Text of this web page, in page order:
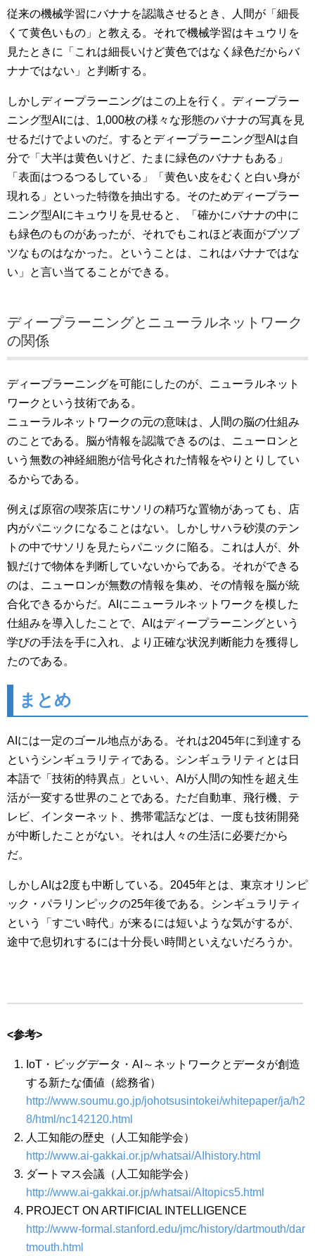
従来の機械学習にバナナを認識させるとき、人間が「細長
くて黄色いもの」と教える。それで機械学習はキュウリを
見たときに「これは細長いけど黄色ではなく緑色だからバ
ナナではない」と判断する。
しかしディープラーニングはこの上を行く。ディープラー
ニング型AIには、1,000枚の様々な形態のバナナの写真を見
せるだけでよいのだ。するとディープラーニング型AIは自
分で「大半は黄色いけど、たまに緑色のバナナもある」
「表面はつるつるしている」「黄色い皮をむくと白い身が
現れる」といった特徴を抽出する。そのためディープラー
ニング型AIにキュウリを見せると、「確かにバナナの中に
も緑色のものがあったが、それでもこれほど表面がブツブ
ツなものはなかった。ということは、これはバナナではな
い」と言い当てることができる。
ディープラーニングとニューラルネットワーク
の関係
ディープラーニングを可能にしたのが、ニューラルネット
ワークという技術である。
ニューラルネットワークの元の意味は、人間の脳の仕組み
のことである。脳が情報を認識できるのは、ニューロンと
いう無数の神経細胞が信号化された情報をやりとりしてい
るからである。
例えば原宿の喫茶店にサソリの精巧な置物があっても、店
内がパニックになることはない。しかしサハラ砂漠のテン
トの中でサソリを見たらパニックに陥る。これは人が、外
観だけで物体を判断していないからである。それができる
のは、ニューロンが無数の情報を集め、その情報を脳が統
合化できるからだ。AIにニューラルネットワークを模した
仕組みを導入したことで、AIはディープラーニングという
学びの手法を手に入れ、より正確な状況判断能力を獲得し
たのである。
まとめ
AIには一定のゴール地点がある。それは2045年に到達する
というシンギュラリティである。シンギュラリティとは日
本語で「技術的特異点」といい、AIが人間の知性を超え生
活が一変する世界のことである。ただ自動車、飛行機、テ
レビ、インターネット、携帯電話などは、一度も技術開発
が中断したことがない。それは人々の生活に必要だから
だ。
しかしAIは2度も中断している。2045年とは、東京オリンピ
ック・パラリンピックの25年後である。シンギュラリティ
という「すごい時代」が来るには短いような気がするが、
途中で息切れするには十分長い時間といえないだろうか。
<参考>
IoT・ビッグデータ・AI～ネットワークとデータが創造
する新たな価値（総務省）
http://www.soumu.go.jp/johotsusintokei/whitepaper/ja/h2
8/html/nc142120.html
人工知能の歴史（人工知能学会）
http://www.ai-gakkai.or.jp/whatsai/AIhistory.html
ダートマス会議（人工知能学会）
http://www.ai-gakkai.or.jp/whatsai/AItopics5.html
PROJECT ON ARTIFICIAL INTELLIGENCE
http://www-formal.stanford.edu/jmc/history/dartmouth/dar
tmouth.html